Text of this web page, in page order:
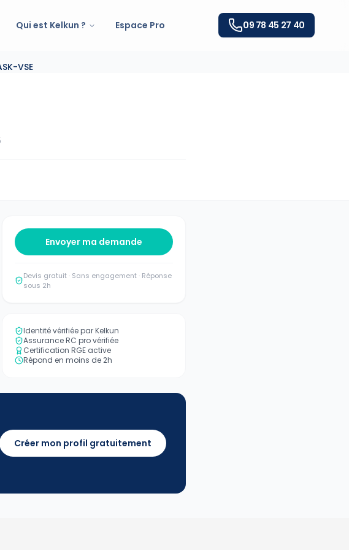
Qui est Kelkun ? Espace Pro 09 78 45 27 40
VSE
Envoyer ma demande
Devis gratuit · Sans engagement · Réponse
sous 2h
Identité vérifiée par Kelkun
Assurance RC pro vérifiée
Certification RGE active
Répond en moins de 2h
Créer mon profil gratuitement